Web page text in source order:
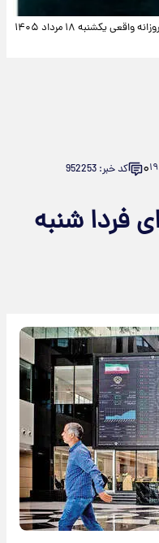
واقعی یکشنبه ۱۸ مرداد ۱۴۰۵
۰ کد خبر: 952253
شنبه